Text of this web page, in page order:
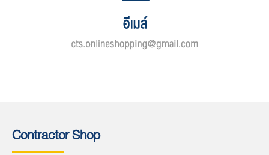
Contractor Shop